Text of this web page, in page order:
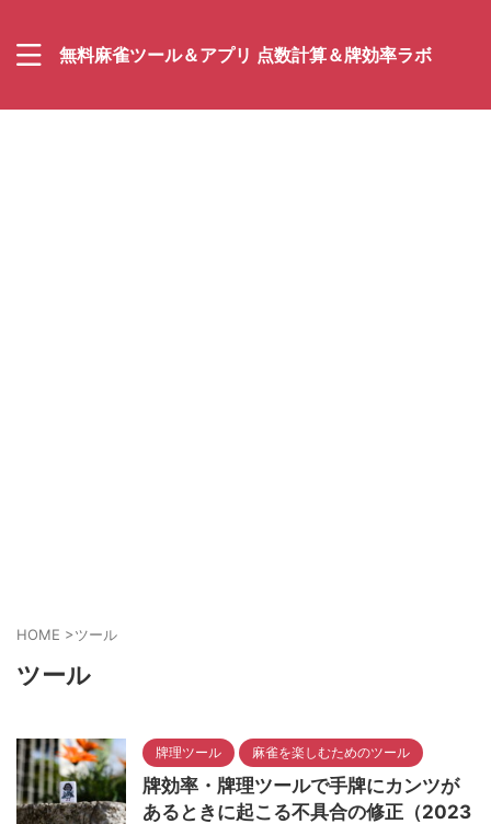
無料麻雀ツール＆アプリ 点数計算＆牌効率ラボ
HOME >ツール
ツール
牌理ツール 麻雀を楽しむためのツール
牌効率・牌理ツールで手牌にカンツが
あるときに起こる不具合の修正（2023